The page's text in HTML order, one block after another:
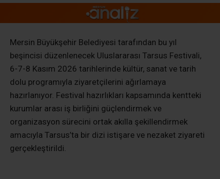
Mersin Büyükşehir Belediyesi tarafından bu yıl
beşincisi düzenlenecek Uluslararası Tarsus Festivali,
6-7-8 Kasım 2026 tarihlerinde kültür, sanat ve tarih
dolu programıyla ziyaretçilerini ağırlamaya
hazırlanıyor. Festival hazırlıkları kapsamında kentteki
kurumlar arası iş birliğini güçlendirmek ve
organizasyon sürecini ortak akılla şekillendirmek
amacıyla Tarsus’ta bir dizi istişare ve nezaket ziyareti
gerçekleştirildi.